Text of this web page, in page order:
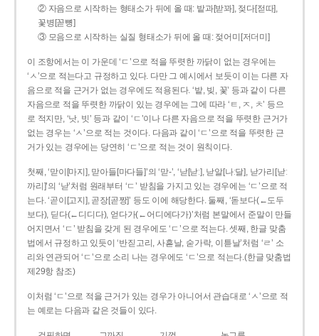
② 자음으로 시작하는 형태소가 뒤에 올 때: 밭과[받꽈], 젖다[젇따],
꽃병[꼳뼝]
③ 모음으로 시작하는 실질 형태소가 뒤에 올 때: 젖어미[저더미]
이 조항에서는 이 가운데 ‘ㄷ’으로 적을 뚜렷한 까닭이 없는 경우에는
‘ㅅ’으로 적는다고 규정하고 있다. 다만 그 예시에서 보듯이 이는 다른 자
음으로 적을 근거가 없는 경우에도 적용된다. ‘밭, 빚, 꽃’ 등과 같이 다른
자음으로 적을 뚜렷한 까닭이 있는 경우에는 그에 따라 ‘ㅌ, ㅈ, ㅊ’ 등으
로 적지만, ‘낫, 빗’ 등과 같이 ‘ㄷ’이나 다른 자음으로 적을 뚜렷한 근거가
없는 경우는 ‘ㅅ’으로 적는 것이다. 다음과 같이 ‘ㄷ’으로 적을 뚜렷한 근
거가 있는 경우에는 당연히 ‘ㄷ’으로 적는 것이 원칙이다.
첫째, ‘맏이[마지], 맏아들[마다들]’의 ‘맏-’, ‘낟[낟ː], 낟알[나ː달], 낟가리[낟ː
까리]’의 ‘낟’처럼 원래부터 ‘ㄷ’ 받침을 가지고 있는 경우에는 ‘ㄷ’으로 적
는다. ‘곧이[고지], 곧장[곧짱]’ 등도 이에 해당한다. 둘째, ‘돋보다(←도두
보다), 딛다(←디디다), 얻다가(←어디에다가)’처럼 본말에서 준말이 만들
어지면서 ‘ㄷ’ 받침을 갖게 된 경우에도 ‘ㄷ’으로 적는다. 셋째, 한글 맞춤
법에서 규정하고 있듯이 ‘반짇고리, 사흗날, 숟가락, 이튿날’처럼 ‘ㄹ’ 소
리와 연관되어 ‘ㄷ’으로 소리 나는 경우에도 ‘ㄷ’으로 적는다.(한글 맞춤법
제29항 참조)
이처럼 ‘ㄷ’으로 적을 근거가 있는 경우가 아니어서 관습대로 ‘ㅅ’으로 적
는 예로는 다음과 같은 것들이 있다.